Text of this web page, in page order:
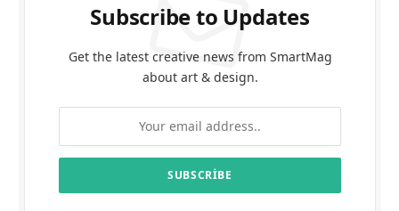
Subscribe to Updates
Get the latest creative news from SmartMag
about art & design.